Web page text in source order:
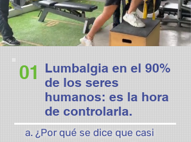
01 Lumbalgia en el 90%
de los seres
humanos: es la hora
de controlarla.
a. ¿Por qué se dice que casi